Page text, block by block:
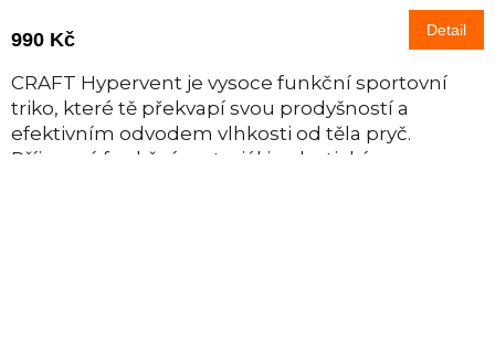
990 Kč Detail
CRAFT Hypervent je vysoce funkční sportovní
triko, které tě překvapí svou prodyšností a
efektivním odvodem vlhkosti od těla pryč.
Příjemný funkční materiál je elastický a v...